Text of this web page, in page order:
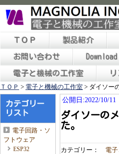
ＴＯＰ 製品紹介
お問い合わせ Download
電子と機械の工作室
ＴＯＰ > 電子と機械の工作室 > ダイソー
カテゴリー
リスト
電子回路・ソ
フトウェア
ESP32
公開日:2022/10/11
ダイソーの
た。
カテゴリー： 電